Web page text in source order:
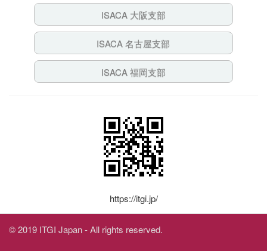
ISACA 大阪支部
ISACA 名古屋支部
ISACA 福岡支部
https://itgi.jp/
© 2019 ITGI Japan - All rights reserved.